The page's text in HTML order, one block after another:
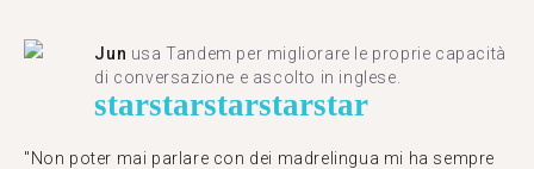
Jun usa Tandem per migliorare le proprie capacità
di conversazione e ascolto in inglese.
starstarstarstarstar
"Non poter mai parlare con dei madrelingua mi ha sempre